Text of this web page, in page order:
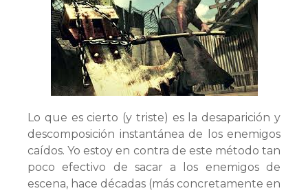
Lo que es cierto (y triste) es la desaparición y
descomposición instantánea de los enemigos
caídos. Yo estoy en contra de este método tan
poco efectivo de sacar a los enemigos de
escena, hace décadas (más concretamente en